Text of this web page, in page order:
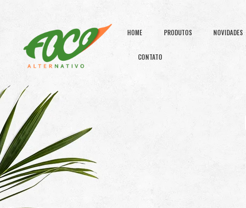
HOME PRODUTOS NOVIDADES
CONTATO